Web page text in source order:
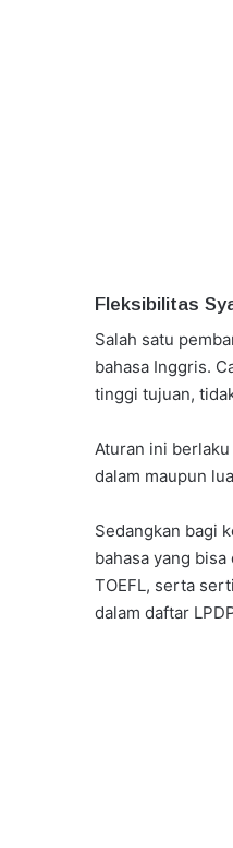
Fleksibilitas
Salah satu
bahasa Inggris.
tinggi tujuan,
Aturan ini
dalam maupun
Sedangkan bagi
bahasa yang
TOEFL, serta
dalam daftar